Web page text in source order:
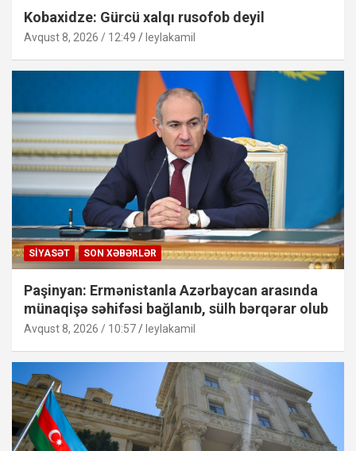
Kobaxidze: Gürcü xalqı rusofob deyil
Avqust 8, 2026 / 12:49 leylakamil
SIYASƏT SON XƏBƏRLƏR
Paşinyan: Ermənistanla Azərbaycan arasında
münaqişə səhifəsi bağlanıb, sülh bərqərar olub
Avqust 8, 2026 / 10:57 leylakamil